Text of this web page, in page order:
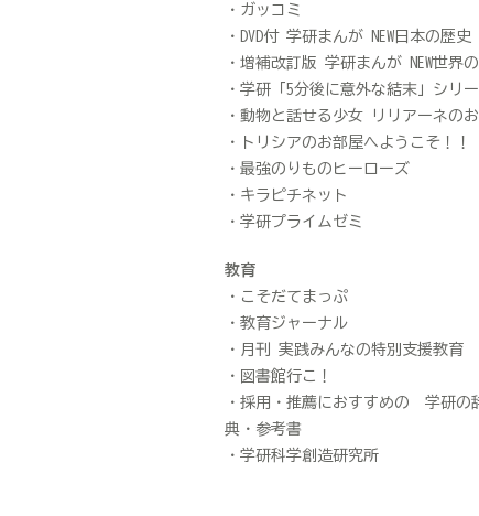
ガッコミ
DVD付 学研まんが NEW日本の歴史
増補改訂版 学研まんが NEW世界
学研「5分後に意外な結末」シリ
動物と話せる少女 リリアーネの
トリシアのお部屋へようこそ！！
最強のりものヒーローズ
キラピチネット
学研プライムゼミ
教育
こそだてまっぷ
教育ジャーナル
月刊 実践みんなの特別支援教育
図書館行こ！
採用・推薦におすすめの 学研の
典・参考書
学研科学創造研究所